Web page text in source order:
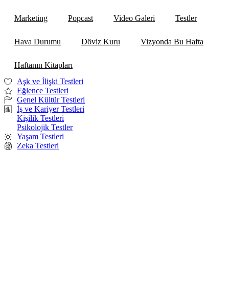
Marketing Popcast Video Galeri Testler
Hava Durumu Döviz Kuru Vizyonda Bu Hafta
Haftanın Kitapları
Aşk ve İlişki Testleri
Eğlence Testleri
Genel Kültür Testleri
İş ve Kariyer Testleri
Kişilik Testleri
Psikolojik Testler
Yaşam Testleri
Zeka Testleri